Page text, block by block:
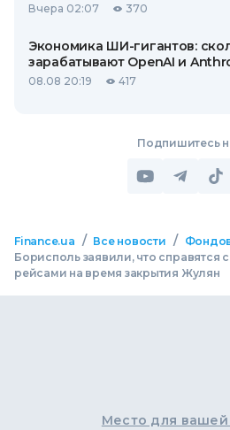
Вчера 02:07 370
Экономика ШИ-гигантов:
зарабатывают OpenAI и
08.08 20:19 417
Подпишитесь
Finance.ua / Все новости /
Борисполь заявили, что справятся
рейсами на время закрытия Жулян
Место для